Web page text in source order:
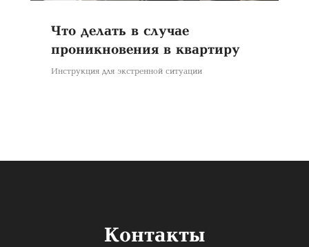
Что делать в случае
проникновения в квартиру
Инструкция для экстренной ситуации
Контакты